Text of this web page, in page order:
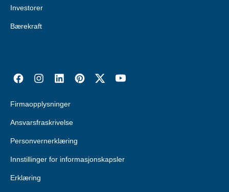
Investorer
Bærekraft
Firmaopplysninger
Ansvarsfraskrivelse
Personvernerklæring
Innstillinger for informasjonskapsler
Erklæring